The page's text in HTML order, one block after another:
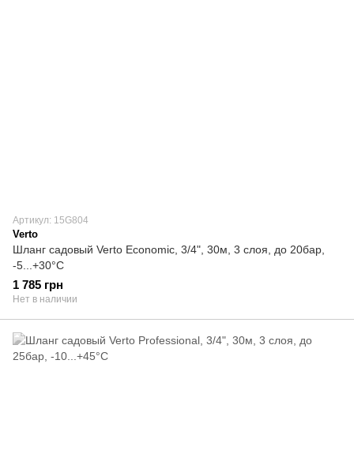
Артикул: 15G804
Verto
Шланг садовый Verto Economic, 3/4", 30м, 3 слоя, до 20бар,
-5...+30°C
1 785 грн
Нет в наличии